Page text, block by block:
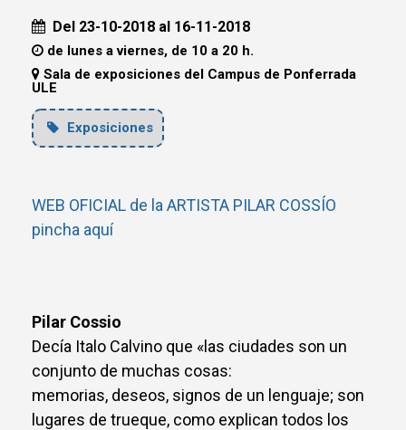
Del 23-10-2018 al 16-11-2018
de lunes a viernes, de 10 a 20 h.
Sala de exposiciones del Campus de Ponferrada
ULE
Exposiciones
WEB OFICIAL de la ARTISTA PILAR COSSÍO
pincha aquí
Pilar Cossio
Decía Italo Calvino que «las ciudades son un
conjunto de muchas cosas:
memorias, deseos, signos de un lenguaje; son
lugares de trueque, como explican todos los